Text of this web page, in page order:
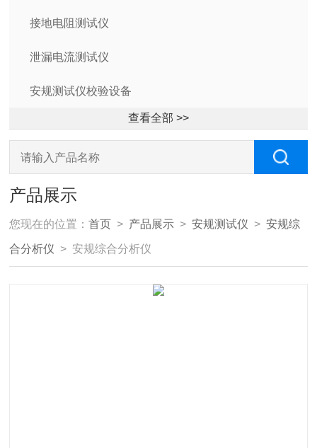
接地电阻测试仪
泄漏电流测试仪
安规测试仪校验设备
查看全部 >>
产品展示
您现在的位置：首页 > 产品展示 >安规测试仪 >安规综
合分析仪 > 安规综合分析仪